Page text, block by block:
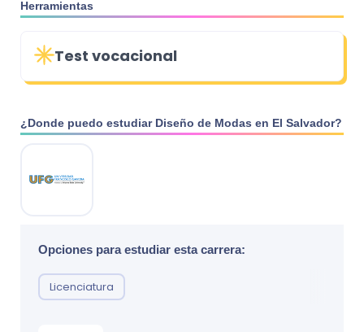
Herramientas
Test vocacional
¿Donde puedo estudiar Diseño de Modas en El Salvador?
Opciones para estudiar esta carrera:
Licenciatura